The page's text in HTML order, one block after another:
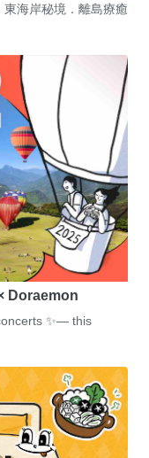
海岸秘境．離島療癒
Doraemon
✨— this